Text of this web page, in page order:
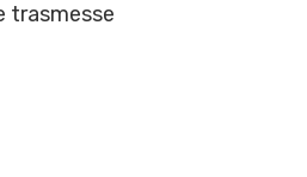
trasmesse